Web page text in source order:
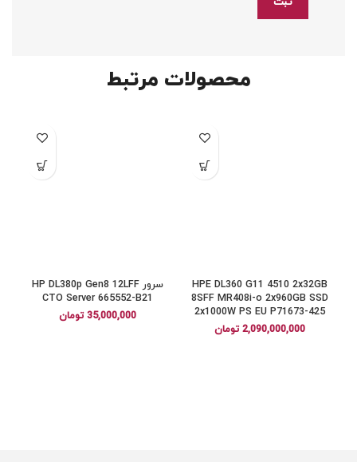
محصولات مرتبط
HPE DL360 G11 4510 2x32GB
8SFF MR408i-o 2x960GB SSD
2x1000W PS EU P71673-425
2,090,000,000 تومان
سرور HP DL380p Gen8 12LFF
CTO Server 665552-B21
35,000,000 تومان